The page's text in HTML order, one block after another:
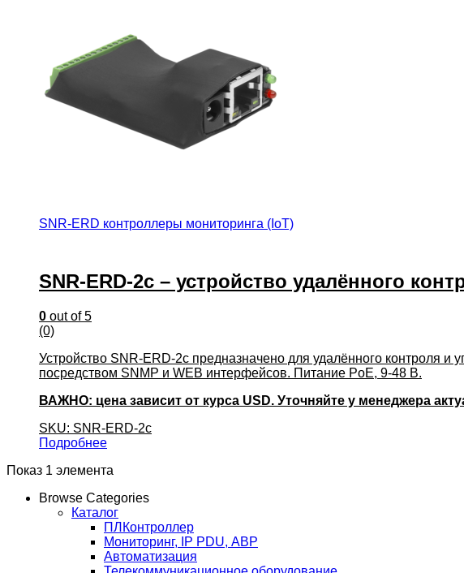
SNR-ERD контроллеры мониторинга (IoT)
SNR-ERD-2c – устройство удалённого
0 out of 5
(0)
Устройство SNR-ERD-2c предназначено для удалённого контроля
посредством SNMP и WEB интерфейсов. Питание PoE, 9-48 В.
ВАЖНО: цена зависит от курса USD. Уточняйте у менеджера
SKU: SNR-ERD-2c
Подробнее
Показ 1 элемента
Browse Categories
Каталог
ПЛКонтроллер
Мониторинг, IP PDU, АВР
Автоматизация